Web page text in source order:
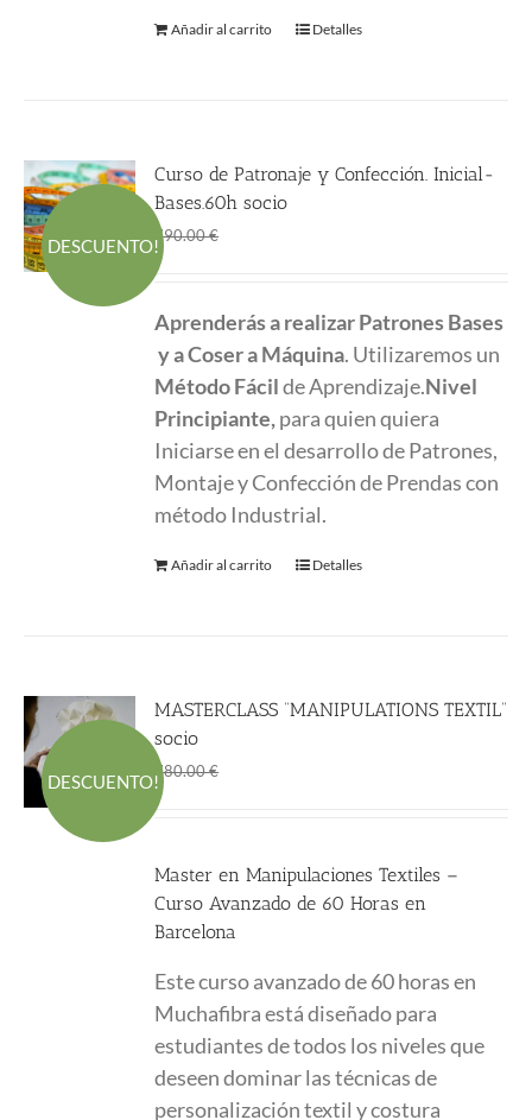
Añadir al carrito Detalles
DESCUENTO!
Curso de Patronaje y Confección. Inicial-
Bases.60h socio
790.00€
era:
790.00 €.
es:
620.00 €.
Aprenderás a realizar Patrones Bases
y a Coser a Máquina. Utilizaremos un
Método Fácilde Aprendizaje.Nivel
Principiante,para quien quiera
Iniciarse en el desarrollo de Patrones,
Montaje y Confección de Prendas con
método Industrial.
Añadir al carrito Detalles
DESCUENTO!
MASTERCLASS “MANIPULATIONS TEXTIL”
socio
780.00€
era:
780.00 €.
es:
600.00 €.
Master en Manipulaciones Textiles –
Curso Avanzado de 60 Horas en
Barcelona
Este curso avanzado de 60 horas en
Muchafibra está diseñado para
estudiantes de todos los niveles que
deseen dominar las técnicas de
personalización textil y costura